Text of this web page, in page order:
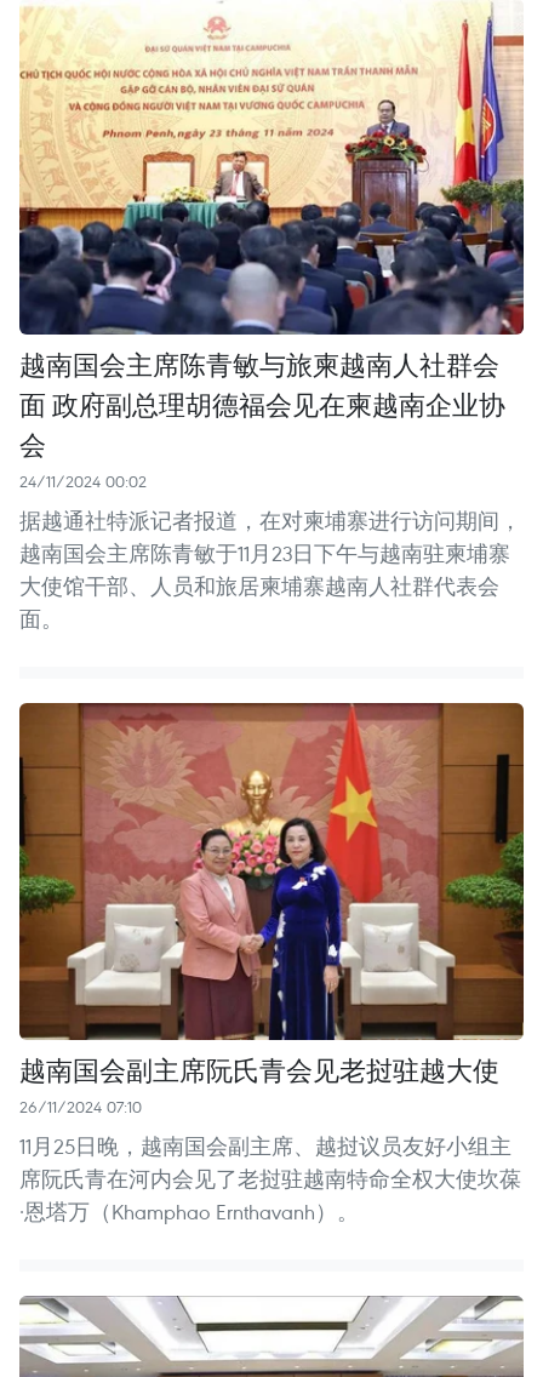
越南国会主席陈青敏与旅柬越南人社群会
面 政府副总理胡德福会见在柬越南企业协
会
24/11/2024 00:02
据越通社特派记者报道，在对柬埔寨进行访问期间，
越南国会主席陈青敏于11月23日下午与越南驻柬埔寨
大使馆干部、人员和旅居柬埔寨越南人社群代表会
面。
越南国会副主席阮氏青会见老挝驻越大使
26/11/2024 07:10
11月25日晚，越南国会副主席、越挝议员友好小组主
席阮氏青在河内会见了老挝驻越南特命全权大使坎葆
·恩塔万（Khamphao Ernthavanh）。